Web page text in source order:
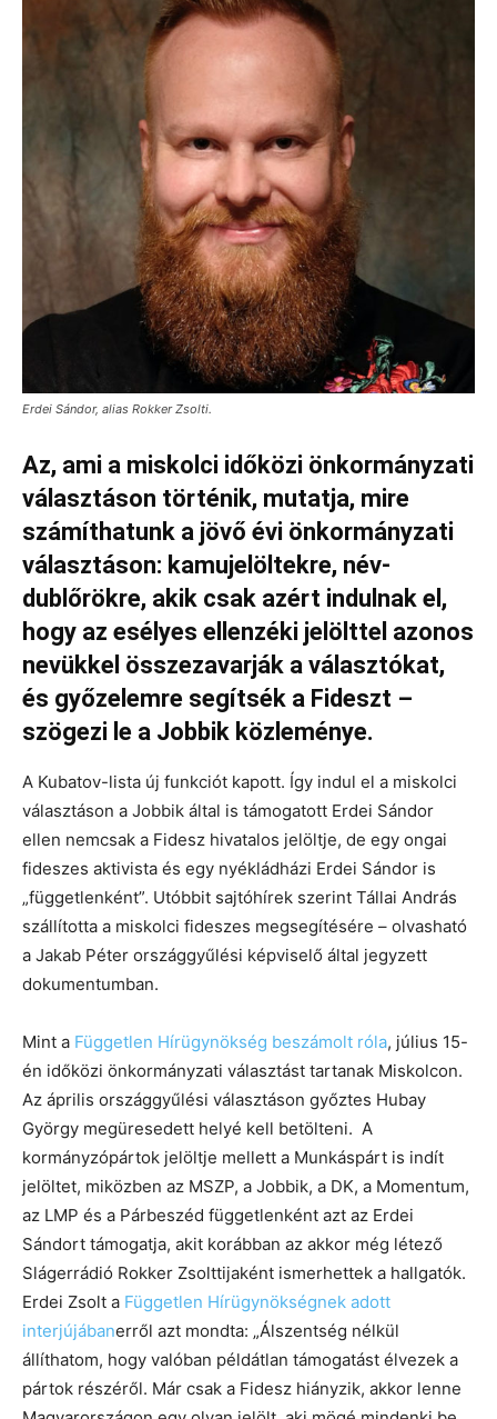
Erdei Sándor, alias Rokker Zsolti.
Az, ami a miskolci időközi önkormányzati
választáson történik, mutatja, mire
számíthatunk a jövő évi önkormányzati
választáson: kamujelöltekre, név-
dublőrökre, akik csak azért indulnak el,
hogy az esélyes ellenzéki jelölttel azonos
nevükkel összezavarják a választókat,
és győzelemre segítsék a Fideszt –
szögezi le a Jobbik közleménye.
A Kubatov-lista új funkciót kapott. Így indul el a miskolci
választáson a Jobbik által is támogatott Erdei Sándor
ellen nemcsak a Fidesz hivatalos jelöltje, de egy ongai
fideszes aktivista és egy nyékládházi Erdei Sándor is
„függetlenként”. Utóbbit sajtóhírek szerint Tállai András
szállította a miskolci fideszes megsegítésére – olvasható
a Jakab Péter országgyűlési képviselő által jegyzett
dokumentumban.
Mint a Független Hírügynökség beszámolt róla, július 15-
én időközi önkormányzati választást tartanak Miskolcon.
Az április országgyűlési választáson győztes Hubay
György megüresedett helyé kell betölteni. A
kormányzópártok jelöltje mellett a Munkáspárt is indít
jelöltet, miközben az MSZP, a Jobbik, a DK, a Momentum,
az LMP és a Párbeszéd függetlenként azt az Erdei
Sándort támogatja, akit korábban az akkor még létező
Slágerrádió Rokker Zsolttijaként ismerhettek a hallgatók.
Erdei Zsolt a Független Hírügynökségnek adott
interjújábanerről azt mondta: „Álszentség nélkül
állíthatom, hogy valóban példátlan támogatást élvezek a
pártok részéről. Már csak a Fidesz hiányzik, akkor lenne